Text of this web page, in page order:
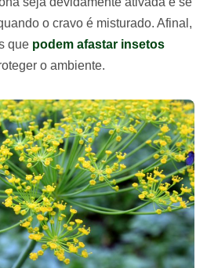
o cravo é misturado. Afinal,
que podem afastar insetos
o ambiente.